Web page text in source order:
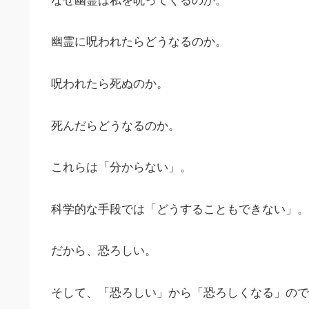
幽霊に呪われたらどうなるのか。
呪われたら死ぬのか。
死んだらどうなるのか。
これらは「分からない」。
科学的な手段では「どうすることもできない」。
だから、恐ろしい。
そして、「恐ろしい」から「恐ろしくなる」の